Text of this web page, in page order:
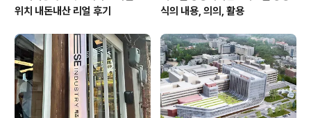
위치 내돈내산 리얼 후기
식의 내용, 의의, 활용